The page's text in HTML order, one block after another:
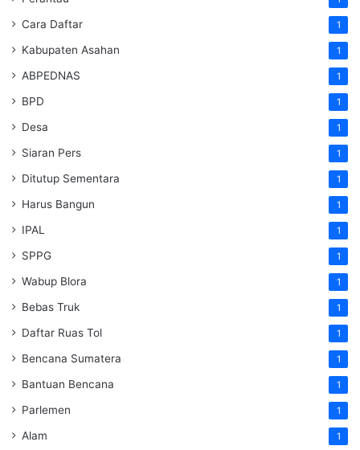
Cara Daftar 1
Kabupaten Asahan 1
ABPEDNAS 1
BPD 1
Desa 1
Siaran Pers 1
Ditutup Sementara 1
Harus Bangun 1
IPAL 1
SPPG 1
Wabup Blora 1
Bebas Truk 1
Daftar Ruas Tol 1
Bencana Sumatera 1
Bantuan Bencana 1
Parlemen 1
Alam 1